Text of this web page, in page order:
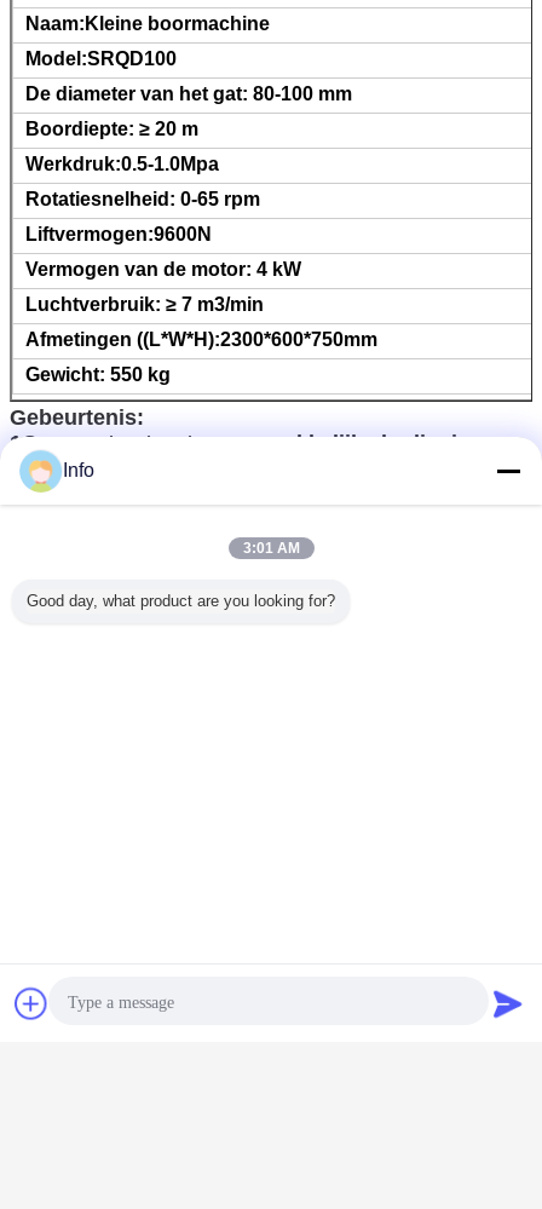
Naam:Kleine boormachine
Model:SRQD100
De diameter van het gat: 80-100 mm
Boordiepte: ≥ 20 m
Werkdruk:0.5-1.0Mpa
Rotatiesnelheid: 0-65 rpm
Liftvermogen:9600N
Vermogen van de motor: 4 kW
Luchtverbruik: ≥ 7 m3/min
Afmetingen ((L*W*H):2300*600*750mm
Gewicht: 550 kg
Gebeurtenis:
1Compacte structuur, gemakkelijke bediening,
snelle snij snelheid, hoge efficiëntie, goede sloop,
gemakkelijk vervoer.
4• Een hogere mechanisatiegraad, minder
Chat
Info
3:01 AM
Good day, what product are you looking for?